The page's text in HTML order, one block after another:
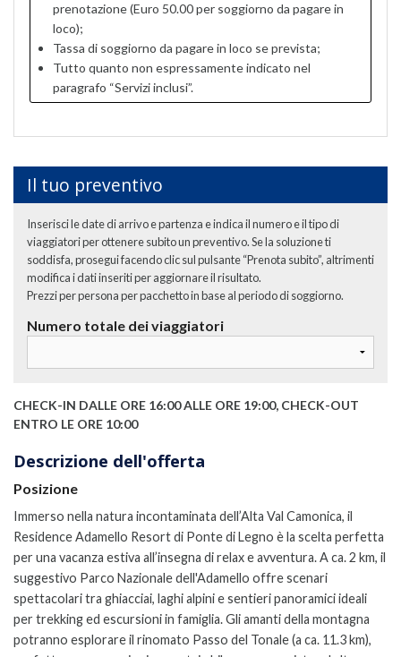
prenotazione (Euro 50.00 per soggiorno da pagare in
loco);
Tassa di soggiorno da pagare in loco se prevista;
Tutto quanto non espressamente indicato nel
paragrafo “Servizi inclusi”.
Il tuo preventivo
Inserisci le date di arrivo e partenza e indica il numero e il tipo di
viaggiatori per ottenere subito un preventivo. Se la soluzione ti
soddisfa, prosegui facendo clic sul pulsante “Prenota subito”, altrimenti
modifica i dati inseriti per aggiornare il risultato.
Prezzi per persona per pacchetto in base al periodo di soggiorno.
Numero totale dei viaggiatori
CHECK-IN DALLE ORE 16:00 ALLE ORE 19:00, CHECK-OUT
ENTRO LE ORE 10:00
Descrizione dell'offerta
Posizione
Immerso nella natura incontaminata dell’Alta Val Camonica, il
Residence Adamello Resort di Ponte di Legno è la scelta perfetta
per una vacanza estiva all’insegna di relax e avventura. A ca. 2 km, il
suggestivo Parco Nazionale dell'Adamello offre scenari
spettacolari tra ghiacciai, laghi alpini e sentieri panoramici ideali
per trekking ed escursioni in famiglia.Gli amanti della montagna
potranno esplorare il rinomato Passo del Tonale (a ca. 11.3 km),